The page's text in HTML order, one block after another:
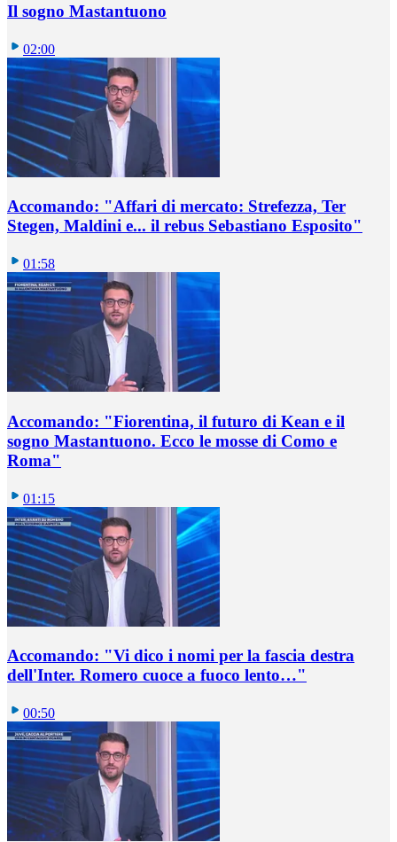
Il sogno Mastantuono
02:00
Accomando: "Affari di mercato: Strefezza, Ter
Stegen, Maldini e... il rebus Sebastiano Esposito"
01:58
Accomando: "Fiorentina, il futuro di Kean e il
sogno Mastantuono. Ecco le mosse di Como e
Roma"
01:15
Accomando: "Vi dico i nomi per la fascia destra
dell'Inter. Romero cuoce a fuoco lento…"
00:50